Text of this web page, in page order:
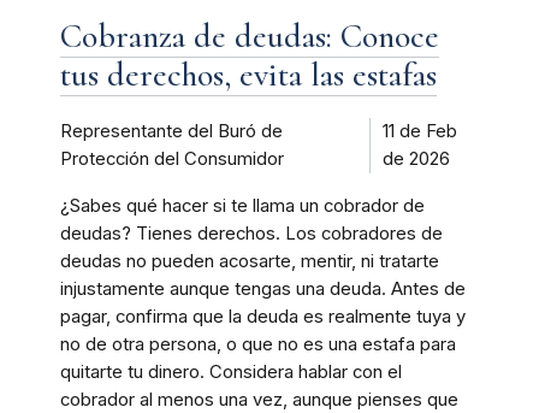
Cobranza de deudas: Conoce
tus derechos, evita las estafas
Representante del Buró de
Protección del Consumidor
11 de Feb
de 2026
¿Sabes qué hacer si te llama un cobrador de
deudas? Tienes derechos. Los cobradores de
deudas no pueden acosarte, mentir, ni tratarte
injustamente aunque tengas una deuda. Antes de
pagar, confirma que la deuda es realmente tuya y
no de otra persona, o que no es una estafa para
quitarte tu dinero. Considera hablar con el
cobrador al menos una vez, aunque pienses que